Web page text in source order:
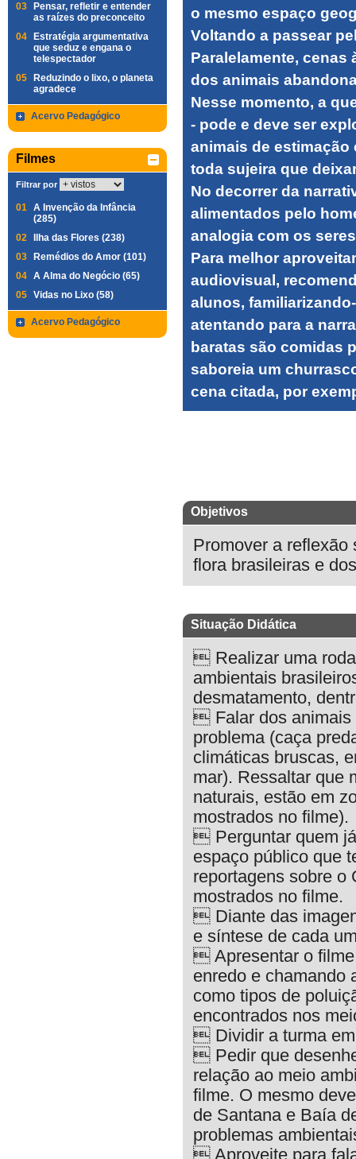
03
Pensar, refletir e entender
as raízes do preconceito
04
Estratégia argumentativa
que seduz e engana o
telespectador
05
Reduzindo o lixo, o planeta
agradece
Acervo Pedagógico
Filmes
Filtrar por
01 A Invenção da Infância
(285)
02
Ilha das Flores (238)
03
Remédios do Amor (101)
04 A Alma do Negócio (65)
05 Vidas no Lixo (58)
Acervo Pedagógico
o mesmo espaço
Voltando a passear
Paralelamente, cenas
dos animais
Nesse momento, a
- pode e deve ser
animais de estimação
toda sujeira que
No decorrer da
alimentados pelo
analogia com os
Para melhor
audiovisual,
alunos,
atentando para a
baratas são comidas
saboreia um
cena citada, por
Objetivos
Promover a reflexão
flora brasileiras e
Situação Didática
 Realizar uma
ambientais
desmatamento,
 Falar dos animais
problema (caça
climáticas bruscas,
mar). Ressaltar que
naturais, estão em
mostrados no filme).
 Perguntar quem
espaço público que
reportagens sobre o
mostrados no filme.
 Diante das
e síntese de cada
 Apresentar o
enredo e chamando
como tipos de
encontrados nos
 Dividir a turma
 Pedir que
relação ao meio
filme. O mesmo
de Santana e Baía
problemas
 Aproveite para